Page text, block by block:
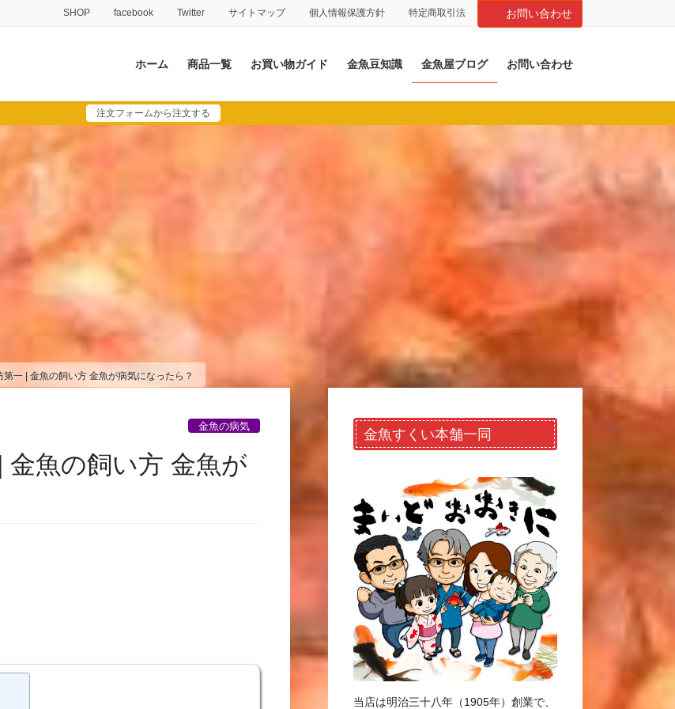
SHOP facebook Twitter サイトマップ 個人情報保護方針 特定商取引法 お問い合わせ
ホーム 商品一覧 お買い物ガイド 金魚豆知識 金魚屋ブログ お問い合わせ
注文フォームから注文する
一 | 金魚の飼い方 金魚が病気になったら？
金魚の病気
金魚の飼い方 金魚が
金魚すくい本舗一同
当店は明治三十八年（1905年）創業で、